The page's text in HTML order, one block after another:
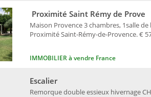
IMMOBILIER à vendre France
Maison Provence 3 chambres, 1salle
Proximité Saint-Rémy-de-Provence. €
Proximité Saint Rémy de Prove
Remorque double essieux hivernage
Escalier